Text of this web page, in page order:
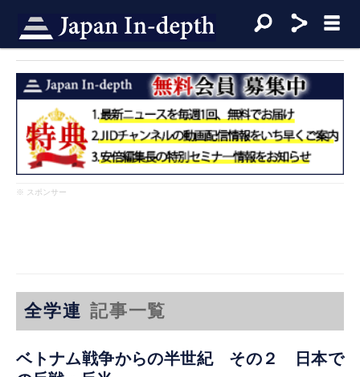
※ スポンサー
全学連 記事一覧
ベトナム戦争からの半世紀 その２ 日本で